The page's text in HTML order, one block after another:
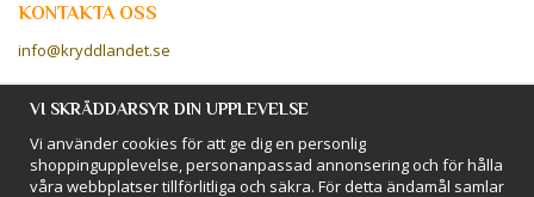
KONTAKTA OSS
info@kryddlandet.se
Följ oss på Facebook!
Följ oss på Instagram!
VI SKRÄDDARSYR DIN UPPLEVELSE
Vi använder cookies för att ge dig en personlig
shoppingupplevelse, personanpassad annonsering och för hålla
våra webbplatser tillförlitliga och säkra. För detta ändamål samlar